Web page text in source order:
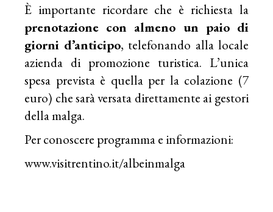
È importante ricordare che è richiesta la
prenotazione con almeno un paio di
giorni d’anticipo, telefonando alla locale
azienda di promozione turistica. L’unica
spesa prevista è quella per la colazione (7
euro) che sarà versata direttamente ai gestori
della malga.
Per conoscere programma e informazioni:
www.visitrentino.it/albeinmalga